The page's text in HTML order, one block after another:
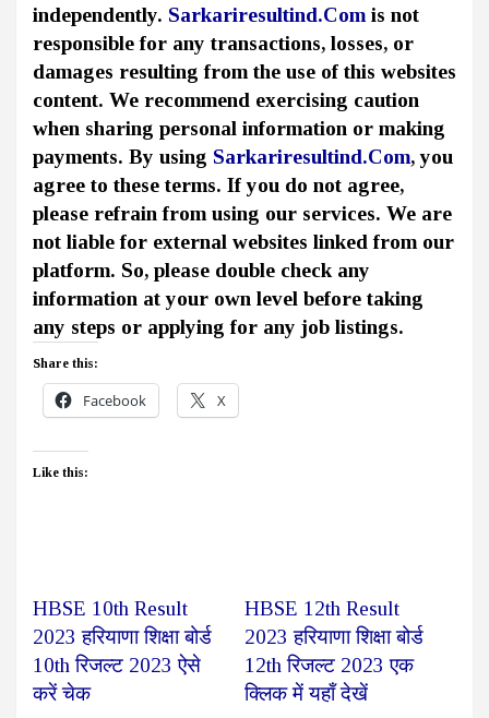
independently. Sarkariresultind.Comis not
responsible for any transactions, losses, or
damages resulting from the use of this websites
content. We recommend exercising caution
when sharing personal information or making
payments. By using Sarkariresultind.Com, you
agree to these terms. If you do not agree,
please refrain from using our services. We are
not liable for external websites linked from our
platform. So, please double check any
information at your own level before taking
any steps or applying for any job listings.
Share this:
Facebook X
Like this:
HBSE 10th Result
2023 हरियाणा शिक्षा बोर्ड
10th रिजल्ट 2023 ऐसे
करें चेक
HBSE 12th Result
2023 हरियाणा शिक्षा बोर्ड
12th रिजल्ट 2023 एक
क्लिक में यहाँ देखें